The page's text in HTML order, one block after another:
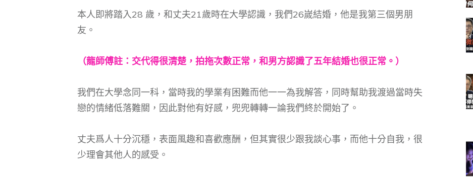
本人即將踏入28 歲，和丈夫21歲時在大學認識，我們26嵗結婚，他是我第三個男朋
友。
（龍師傅註：交代得很清楚，拍拖次數正常，和男方認識了五年結婚也很正常。）
我們在大學念同一科，當時我的學業有困難而他一一為我解答，同時幫助我渡過當時失
戀的情緒低落難關，因此對他有好感，兜兜轉轉一論我們終於開始了。
丈夫爲人十分沉穩，表面風趣和喜歡應酬，但其實很少跟我談心事，而他十分自我，很
少理會其他人的感受。